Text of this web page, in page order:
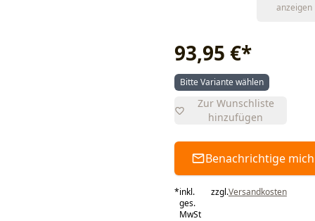
anzeigen
93,95 €*
Bitte Variante wählen
Zur Wunschliste
hinzufügen
Benachrichtige mich
*inkl.
ges.
MwSt
zzgl.Versandkosten